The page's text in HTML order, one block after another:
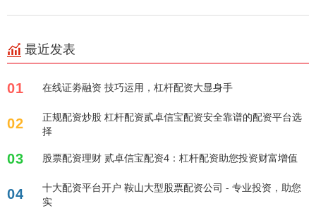
最近发表
01 在线证劵融资 技巧运用，杠杆配资大显身手
02
正规配资炒股 杠杆配资贰卓信宝配资安全靠谱的配资平台选
择
03 股票配资理财 贰卓信宝配资4：杠杆配资助您投资财富增值
04
十大配资平台开户 鞍山大型股票配资公司 - 专业投资，助您
实